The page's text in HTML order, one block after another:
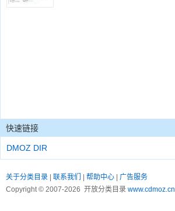
快速链接
DMOZ DIR
关于分类目录 联系我们 帮助中心
广告服务
Copyright © 2007-2026 开放分类目录 www.cdmoz.cn